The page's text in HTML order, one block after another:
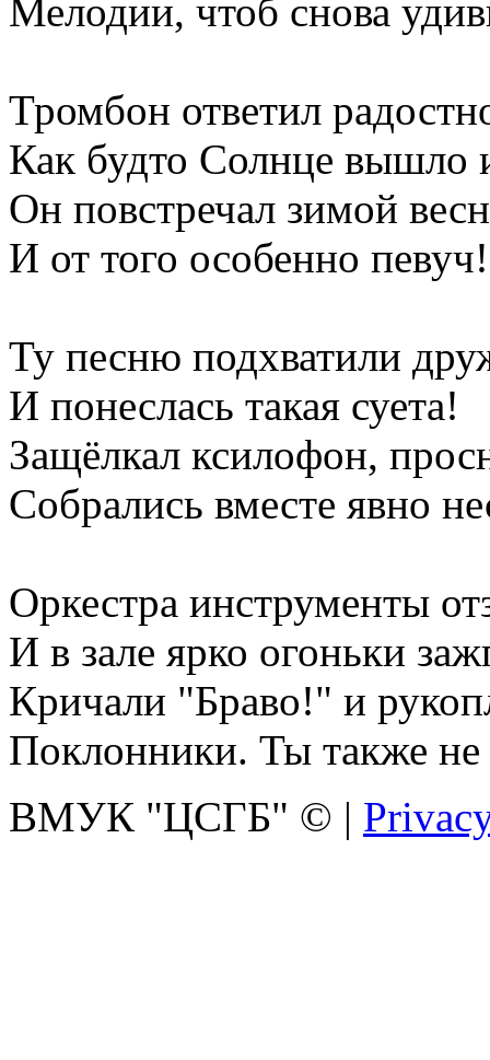
Мелодии, чтоб снова
Тромбон ответил
Как будто Солнце вышло
Он повстречал зимой
И от того особенно певуч!
Ту песню подхватили
И понеслась такая суета!
Защёлкал ксилофон,
Собрались вместе явно
Оркестра инструменты
И в зале ярко огоньки
Кричали "Браво!" и
Поклонники. Ты также не
ВМУК "ЦСГБ" © |